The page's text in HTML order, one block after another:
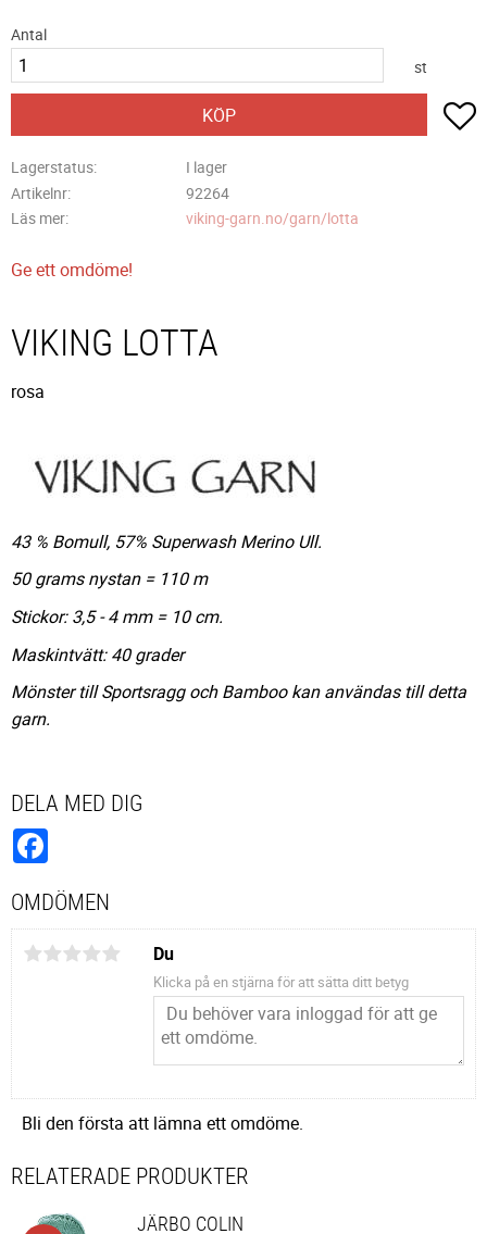
Antal
st
KÖP
Lagerstatus
I lager
Artikelnr
92264
Läs mer
viking-garn.no/garn/lotta
Ge ett omdöme!
VIKING LOTTA
rosa
43 % Bomull, 57% Superwash Merino Ull.
50 grams nystan = 110 m
Stickor: 3,5 - 4 mm = 10 cm.
Maskintvätt: 40 grader
Mönster till Sportsragg och Bamboo kan användas till detta
garn.
DELA MED DIG
OMDÖMEN
Du
Klicka på en stjärna för att sätta ditt betyg
Bli den första att lämna ett omdöme.
RELATERADE PRODUKTER
JÄRBO COLIN